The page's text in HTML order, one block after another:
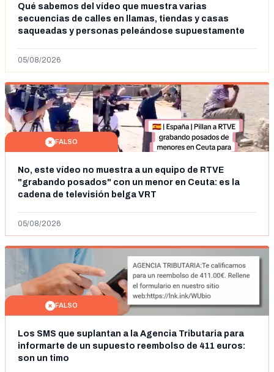
Qué sabemos del vídeo que muestra varias
secuencias de calles en llamas, tiendas y casas
saqueadas y personas peleándose supuestamente
situación irregular a Ceuta
05/08/2026
FALSO
No, este vídeo no muestra a un equipo de RTVE
"grabando posados" con un menor en Ceuta: es la
cadena de televisión belga VRT
05/08/2026
FALSO
Los SMS que suplantan a la Agencia Tributaria para
informarte de un supuesto reembolso de 411 euros:
son un timo